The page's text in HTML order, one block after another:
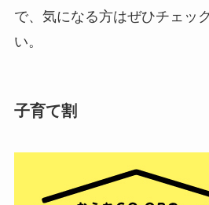
で、気になる方はぜひチェッ
い。
子育て割